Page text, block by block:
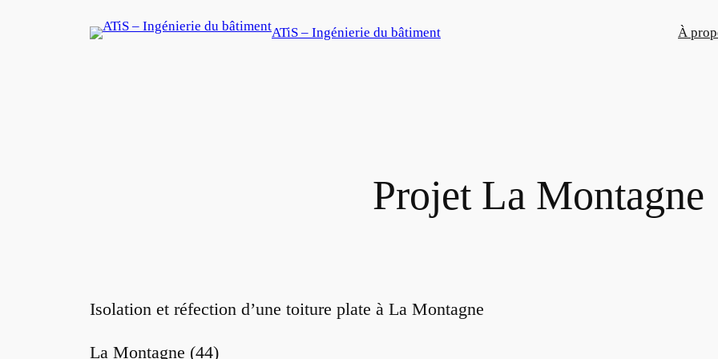
ATiS – Ingénierie du bâtiment À
Projet La Montagne
Isolation et réfection d’une toiture plate à La Montagne
La Montagne (44)